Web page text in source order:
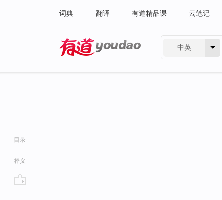
词典 翻译 有道精品课 云笔记
中英
目录
释义